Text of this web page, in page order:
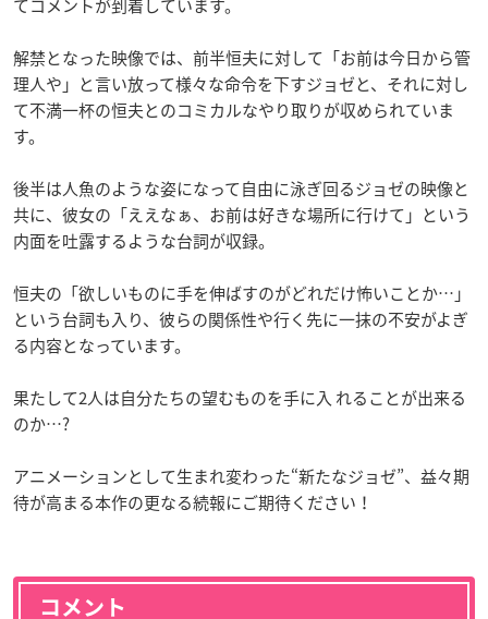
てコメントが到着しています。
解禁となった映像では、前半恒夫に対して「お前は今日から管
理人や」と言い放って様々な命令を下すジョゼと、それに対し
て不満一杯の恒夫とのコミカルなやり取りが収められていま
す。
後半は人魚のような姿になって自由に泳ぎ回るジョゼの映像と
共に、彼女の「ええなぁ、お前は好きな場所に行けて」という
内面を吐露するような台詞が収録。
恒夫の「欲しいものに手を伸ばすのがどれだけ怖いことか…」
という台詞も入り、彼らの関係性や行く先に一抹の不安がよぎ
る内容となっています。
果たして2人は自分たちの望むものを手に入 れることが出来る
のか…?
アニメーションとして生まれ変わった“新たなジョゼ”、益々期
待が高まる本作の更なる続報にご期待ください！
コメント